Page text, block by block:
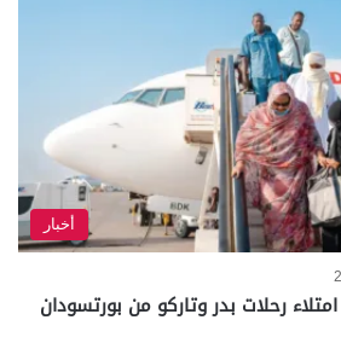
أخبار
رحلات بدر وتاركو من بورتسودان